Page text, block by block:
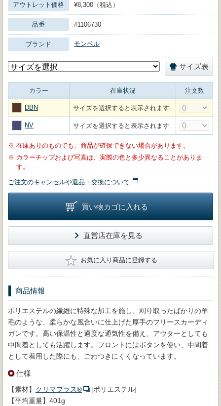
アウトレット価格 ¥8,300（税込）
品番 #1106730
ブランド モンベル
サイズ表
カラー 在庫状況 注文数
DBN サイズを選択すると表示されます
NV サイズを選択すると表示されます
※ 在庫ありのものでも、商品が確保できない場合があります。
※ カラーチップおよび写真は、実際の色と多少異なることがありま
す。
ご注文のキャンセルや返品・交換について
買い物カゴに入れる
直営店在庫を見る
★ お気に入り商品に登録する
商品情報
ポリエステルの繊維に特殊な加工を施し、刈り取ったばかりの羊
毛のような、柔らかな風合いに仕上げた厚手のフリースカーディ
ガンです。高い保温性と適度な通気性を備え、アウターとしても
中間着としても活躍します。フロントにはボタンを使い、中間着
として着用した際にも、ごわつきにくくなっています。
仕様
【素材】 クリマプラス®
[ポリエステル]
【平均重量】401g